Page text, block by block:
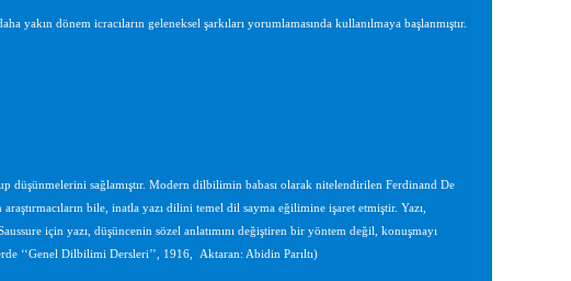
yakın dönem icracıların geleneksel şarkıları yorumlamasında kullanılmaya başlanmıştır.
düşünmelerini sağlamıştır. Modern dilbilimin babası olarak nitelendirilen Ferdinand De
bile, inatla yazı dilini temel dil sayma eğilimine işaret etmiştir. Yazı,
için yazı, düşüncenin sözel anlatımını değiştiren bir yöntem değil, konuşmayı
‘‘Genel Dilbilimi Dersleri’’, 1916,
Aktaran: Abidin Parıltı)